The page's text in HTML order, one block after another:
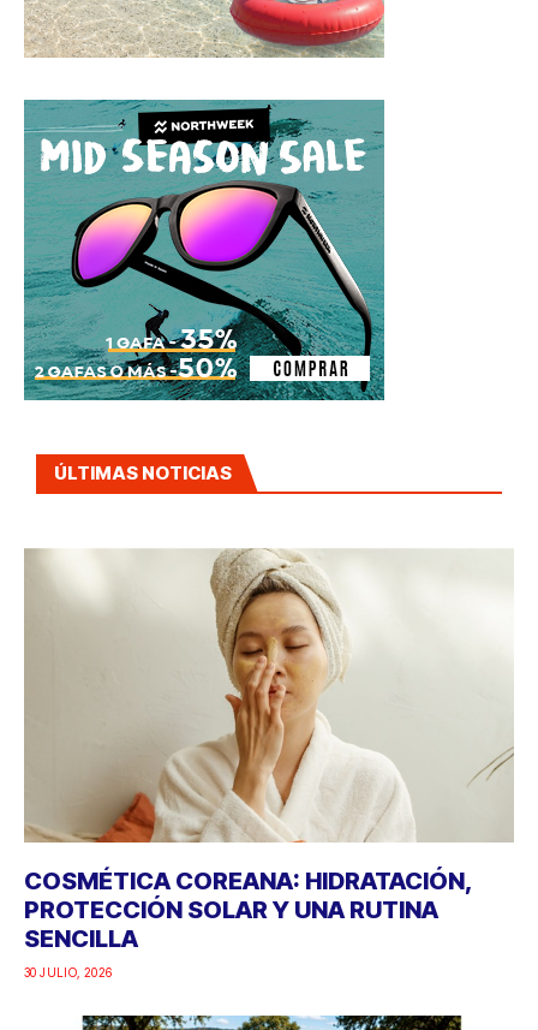
ÚLTIMAS NOTICIAS
COSMÉTICA COREANA: HIDRATACIÓN,
PROTECCIÓN SOLAR Y UNA RUTINA
SENCILLA
30 JULIO, 2026